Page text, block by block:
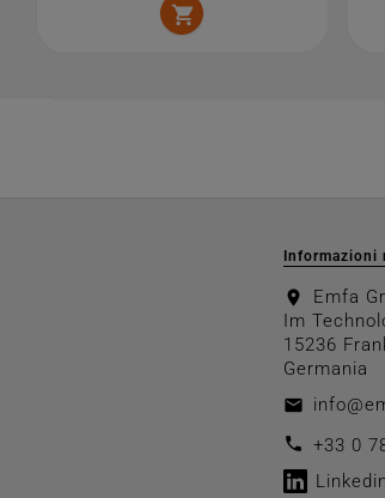

Informazioni
location_on
Emfa
Im
15236
Germania
email
call +33 0
Linkedin